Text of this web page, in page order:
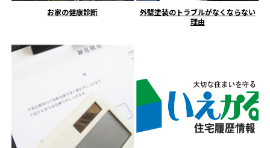
お家の健康診断
外壁塗装のトラブルがなくならない
理由